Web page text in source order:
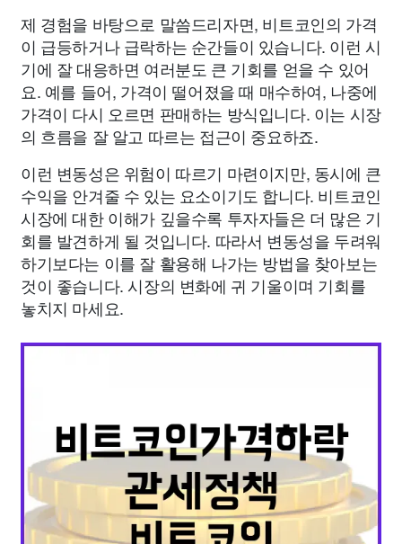
제 경험을 바탕으로 말씀드리자면, 비트코인의 가격
이 급등하거나 급락하는 순간들이 있습니다. 이런 시
기에 잘 대응하면 여러분도 큰 기회를 얻을 수 있어
요. 예를 들어, 가격이 떨어졌을 때 매수하여, 나중에
가격이 다시 오르면 판매하는 방식입니다. 이는 시장
의 흐름을 잘 알고 따르는 접근이 중요하죠.
이런 변동성은 위험이 따르기 마련이지만, 동시에 큰
수익을 안겨줄 수 있는 요소이기도 합니다. 비트코인
시장에 대한 이해가 깊을수록 투자자들은 더 많은 기
회를 발견하게 될 것입니다. 따라서 변동성을 두려워
하기보다는 이를 잘 활용해 나가는 방법을 찾아보는
것이 좋습니다. 시장의 변화에 귀 기울이며 기회를
놓치지 마세요.